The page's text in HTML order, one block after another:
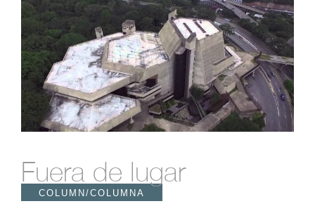
Fuera de lugar
COLUMN/COLUMNA